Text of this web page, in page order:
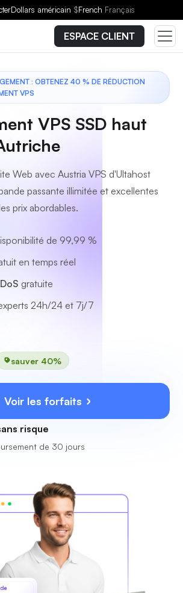
Dollars américain $French Français
ESPACE CLIENT
: OBTENEZ 40 % DE RÉDUCTION
VPS
VPS SSD haut
Web avec Austria VPS d'Ultahost
passante illimitée et excellentes
prix abordables.
de 99,99 %
en temps réel
gratuite
24h/24 et 7j/7
sauver 40%
Voir les forfaits
risque
de 30 jours